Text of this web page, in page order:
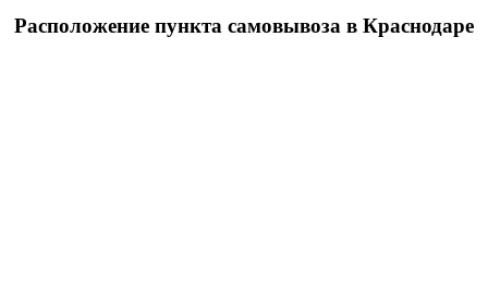
Расположение пункта самовывоза в Краснодаре